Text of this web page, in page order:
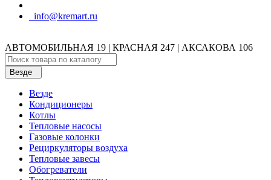
info@kremart.ru
АВТОМОБИЛЬНАЯ 19 | КРАСНАЯ 247 | АКСАКОВА 106
Везде
Везде
Кондиционеры
Котлы
Тепловые насосы
Газовые колонки
Рециркуляторы воздуха
Тепловые завесы
Обогреватели